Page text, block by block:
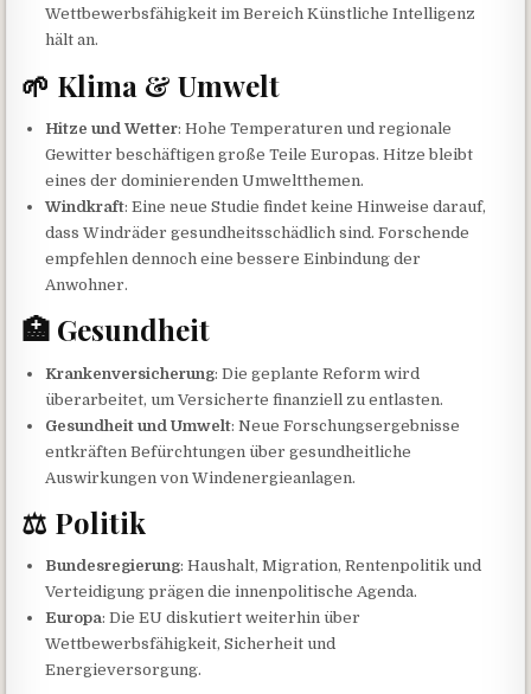
Wettbewerbsfähigkeit im Bereich Künstliche Intelligenz
hält an.
🌱 Klima & Umwelt
Hitze und Wetter: Hohe Temperaturen und regionale
Gewitter beschäftigen große Teile Europas. Hitze bleibt
eines der dominierenden Umweltthemen.
Windkraft: Eine neue Studie findet keine Hinweise darauf,
dass Windräder gesundheitsschädlich sind. Forschende
empfehlen dennoch eine bessere Einbindung der
Anwohner.
🏥 Gesundheit
Krankenversicherung: Die geplante Reform wird
überarbeitet, um Versicherte finanziell zu entlasten.
Gesundheit und Umwelt: Neue Forschungsergebnisse
entkräften Befürchtungen über gesundheitliche
Auswirkungen von Windenergieanlagen.
⚖️ Politik
Bundesregierung: Haushalt, Migration, Rentenpolitik und
Verteidigung prägen die innenpolitische Agenda.
Europa: Die EU diskutiert weiterhin über
Wettbewerbsfähigkeit, Sicherheit und
Energieversorgung.